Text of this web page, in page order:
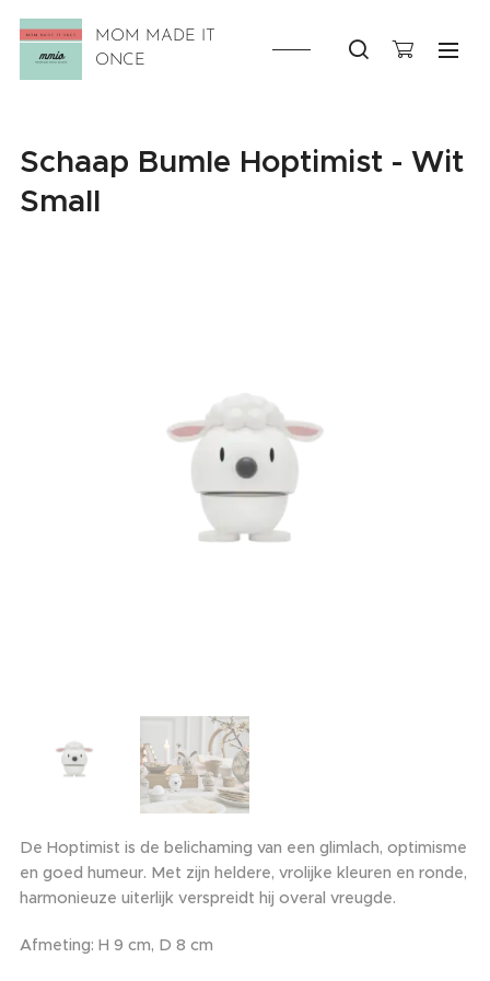
MOM MADE IT
ONCE
Schaap Bumle Hoptimist - Wit
Small
De Hoptimist is de belichaming van een glimlach, optimisme
en goed humeur. Met zijn heldere, vrolijke kleuren en ronde,
harmonieuze uiterlijk verspreidt hij overal vreugde.
Afmeting: H 9 cm, D 8 cm